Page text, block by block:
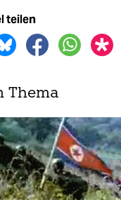
teilen
Thema